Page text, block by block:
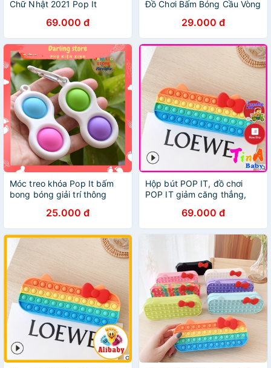
Chữ Nhật 2021 Pop It
69.000 đ
Đồ Chơi Bấm Bóng Cầu Vòng
Hãng Dày Đẹp Vân Nổi Thư
Giãn
29.000 đ
Móc treo khóa Pop It bấm
bong bóng giải trí thông
bong bóng silicon giảm
stress Darling Store
25.000 đ
Hộp bút POP IT, đồ chơi
POP IT giảm căng thẳng,
cho học sinh, sinh viên, văn
phòng E687
69.000 đ